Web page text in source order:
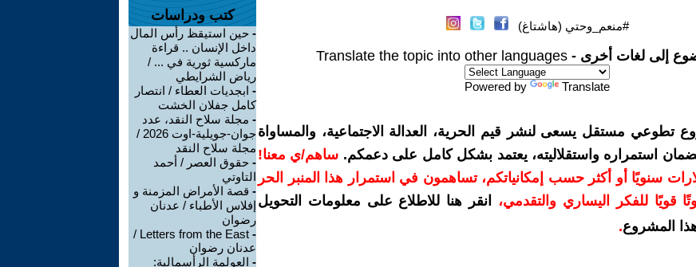
#منعم_وحتي (هاشتاغ)
إلى لغات أخرى - Translate the topic into other languages
Powered by Translate
تطوعي مستقل يسعى لنشر قيم الحرية، العدالة الاجتماعية، والمساواة
استمراره واستقلاليته، يعتمد بشكل كامل على دعمكم. ساهم/ي معنا!
بمبلغ 10 دولارات سنويًا أو أكثر حسب إمكانياتكم، تساهمون في استمرار هذا المنبر الحر
قويًا للفكر اليساري والتقدمي،
انقر هنا للاطلاع على معلومات التحويل
المشروع.
كتب ودراسات
- حين استيقظ رأس المال
داخل الإنسان .. قراءة
ماركسية ثورية في ... /
رياض الشرايطي
- ابجديات العطاء / انتصار
كامل جفلان الخشت
- مجلة سلاح النقد، عدد
جوان-جويلية-اوت 2026 /
مجلة سلاح النقد
- حقوق العصر / أحمد
التاوتي
- قصة الأمراض المزمنة و
إفلاس الأطباء / عدنان
رضوان
-
Letters from the East /
عدنان رضوان
- العولمة الرأسمالية: